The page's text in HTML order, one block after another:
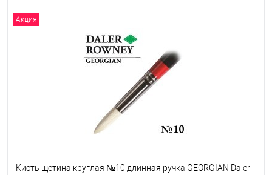
В наличии
4
Акция
Кисть щетина круглая №10 длинная ручка GEORGIAN Daler-